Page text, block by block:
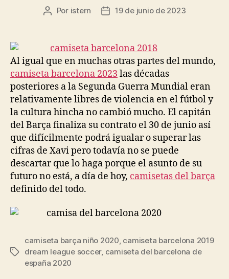
Autor
entrada
Por istern
Fecha
entrada
19 de junio de 2023
Al igual que en muchas otras partes del mundo,
camiseta barcelona 2023 las décadas
posteriores a la Segunda Guerra Mundial eran
relativamente libres de violencia en el fútbol y
la cultura hincha no cambió mucho. El capitán
del Barça finaliza su contrato el 30 de junio así
que difícilmente podrá igualar o superar las
cifras de Xavi pero todavía no se puede
descartar que lo haga porque el asunto de su
futuro no está, a día de hoy, camisetas del barça
definido del todo.
Etiquetas
camiseta barça niño 2020, camiseta barcelona 2019
dream league soccer, camiseta del barcelona de
españa 2020